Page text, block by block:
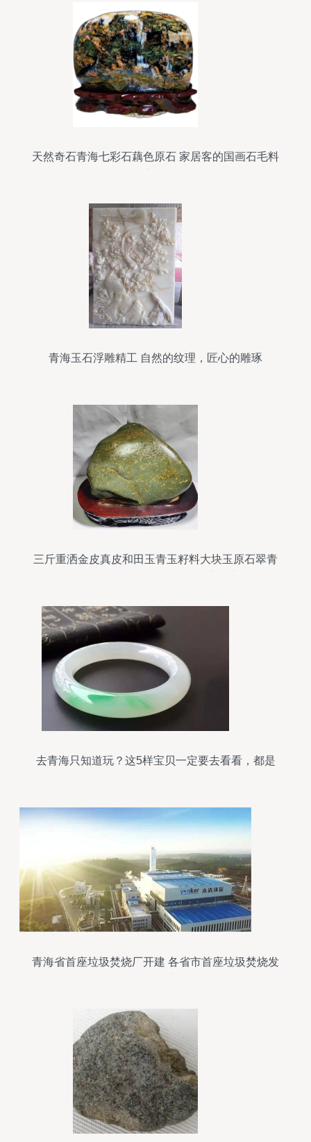
天然奇石青海七彩石藕色原石 家居客的国画石毛料
青海玉石浮雕精工 自然的纹理，匠心的雕琢
三斤重洒金皮真皮和田玉青玉籽料大块玉原石翠青
去青海只知道玩？这5样宝贝一定要去看看，都是
青海省首座垃圾焚烧厂开建 各省市首座垃圾焚烧发